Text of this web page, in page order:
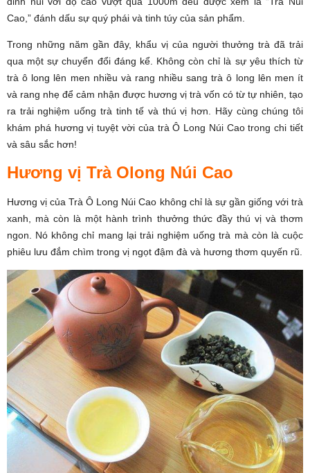
Cao,” đánh dấu sự quý phái và tinh túy của sản phẩm.
Trong những năm gần đây, khẩu vị của người thưởng trà đã trải
qua một sự chuyển đổi đáng kể. Không còn chỉ là sự yêu thích từ
trà ô long lên men nhiều và rang nhiều sang trà ô long lên men ít
và rang nhẹ để cảm nhận được hương vị trà vốn có từ tự nhiên, tạo
ra trải nghiệm uống trà tinh tế và thú vị hơn. Hãy cùng chúng tôi
khám phá hương vị tuyệt vời của trà Ô Long Núi Cao trong chi tiết
và sâu sắc hơn!
Hương vị Trà Olong Núi Cao
Hương vị của Trà Ô Long Núi Cao không chỉ là sự gần giống với trà
xanh, mà còn là một hành trình thưởng thức đầy thú vị và thơm
ngon. Nó không chỉ mang lại trải nghiệm uống trà mà còn là cuộc
phiêu lưu đắm chìm trong vị ngọt đậm đà và hương thơm quyến rũ.